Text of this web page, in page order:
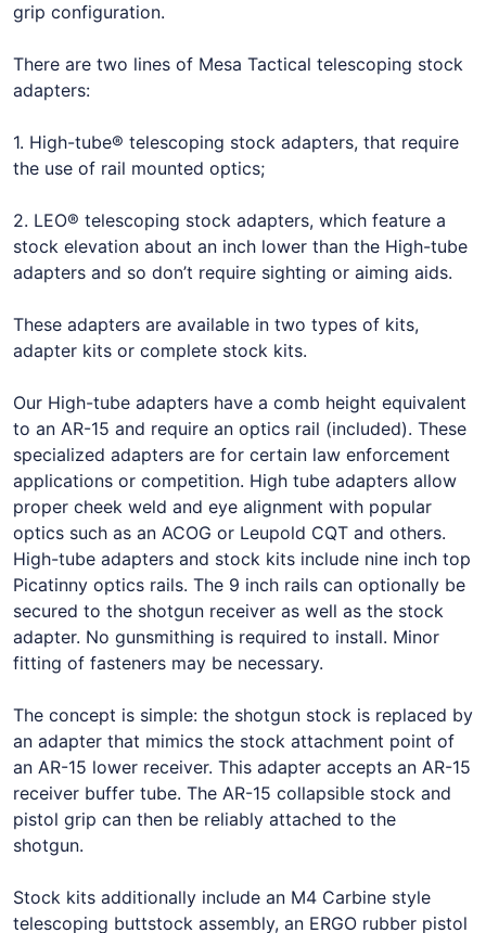
grip configuration.
There are two lines of Mesa Tactical telescoping stock
adapters:
1. High-tube® telescoping stock adapters, that require
the use of rail mounted optics;
2. LEO® telescoping stock adapters, which feature a
stock elevation about an inch lower than the High-tube
adapters and so don’t require sighting or aiming aids.
These adapters are available in two types of kits,
adapter kits or complete stock kits.
Our High-tube adapters have a comb height equivalent
to an AR-15 and require an optics rail (included). These
specialized adapters are for certain law enforcement
applications or competition. High tube adapters allow
proper cheek weld and eye alignment with popular
optics such as an ACOG or Leupold CQT and others.
High-tube adapters and stock kits include nine inch top
Picatinny optics rails. The 9 inch rails can optionally be
secured to the shotgun receiver as well as the stock
adapter. No gunsmithing is required to install. Minor
fitting of fasteners may be necessary.
The concept is simple: the shotgun stock is replaced by
an adapter that mimics the stock attachment point of
an AR-15 lower receiver. This adapter accepts an AR-15
receiver buffer tube. The AR-15 collapsible stock and
pistol grip can then be reliably attached to the
shotgun.
Stock kits additionally include an M4 Carbine style
telescoping buttstock assembly, an ERGO rubber pistol